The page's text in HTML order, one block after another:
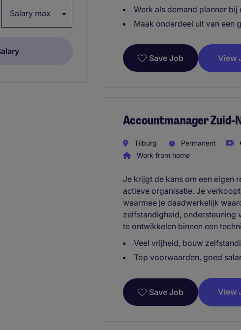
Werk als demand planner bij
Maak onderdeel uit van een
Save Job View
Accountmanager Zuid-
Tilburg Permanent
Work from home
Je krijgt de kans om een eigen
actieve organisatie. Je
waarmee je daadwerkelijk
zelfstandigheid, ondersteuning
te ontwikkelen binnen een
Veel vrijheid, bouw
Top voorwaarden, goed
Save Job View